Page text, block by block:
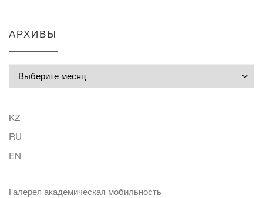
АРХИВЫ
KZ
RU
EN
Галерея академическая мобильность